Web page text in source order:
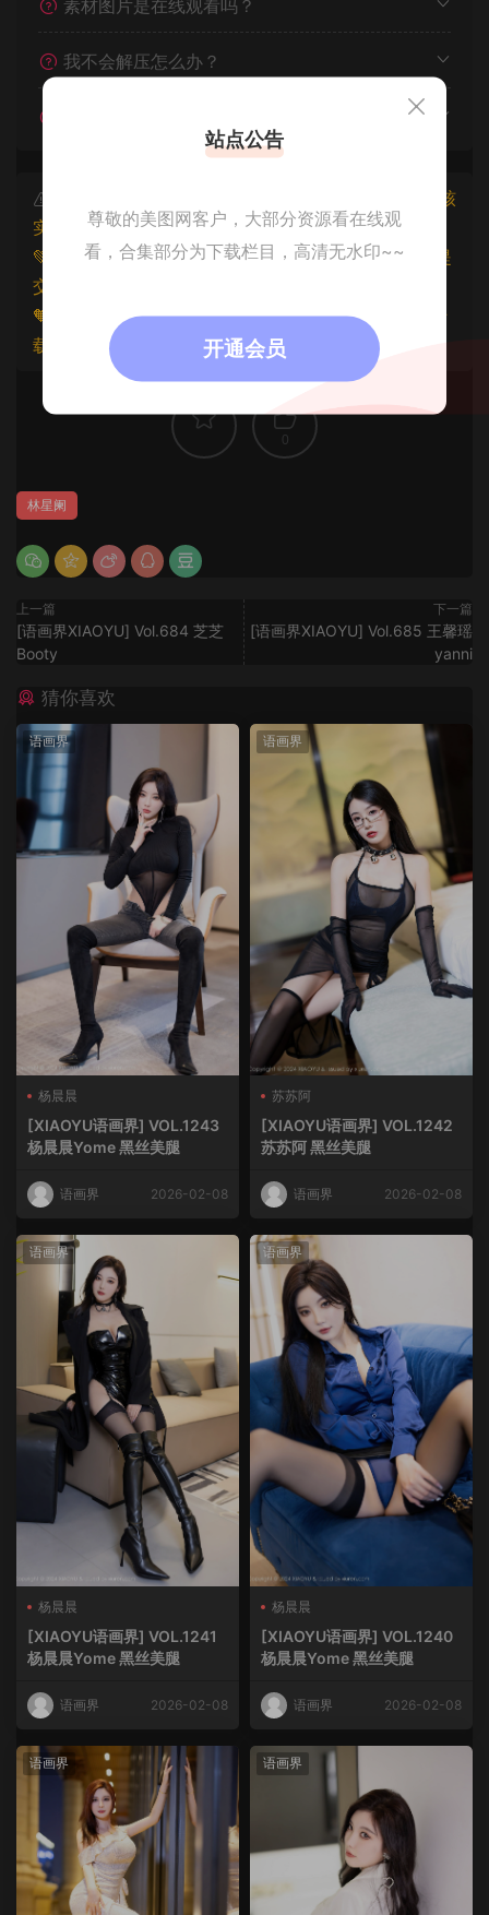
素材图片是在线观看吗？
我不会解压怎么办？
本文资源仅供个人参考学习，请勿批量搬运，一经核
实将封禁账号权限！
💚本文资源均来源网友分享，若侵犯了您的权益可以提
交工单处理。
🧡原文链接：https://www.znjfg.com/1958.html
，转
载请注明出处。
0
林星阑
上一篇
[语画界XIAOYU] Vol.684 芝芝
Booty
下一篇
[语画界XIAOYU] Vol.685 王馨瑶
yanni
猜你喜欢
语画界
杨晨晨
[XIAOYU语画界] VOL.1243
杨晨晨Yome 黑丝美腿
语画界 2026-02-08
语画界
苏苏阿
[XIAOYU语画界] VOL.1242
苏苏阿 黑丝美腿
语画界 2026-02-08
语画界
杨晨晨
[XIAOYU语画界] VOL.1241
杨晨晨Yome 黑丝美腿
语画界 2026-02-08
语画界
杨晨晨
[XIAOYU语画界] VOL.1240
杨晨晨Yome 黑丝美腿
语画界 2026-02-08
语画界 语画界
站点公告
尊敬的美图网客户，大部分资源看在线观
看，合集部分为下载栏目，高清无水印~~
开通会员